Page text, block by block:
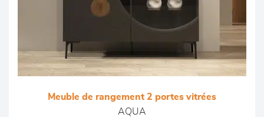
Meuble de rangement 2 portes vitrées
AQUA